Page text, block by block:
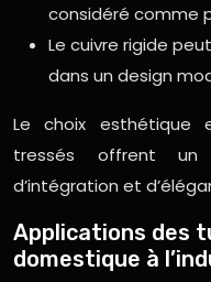
considéré comme
Le cuivre rigide
dans un design
Le choix esthétique
tressés offrent
d’intégration et
Applications des
domestique à